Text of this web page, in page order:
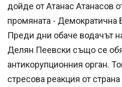
дойде от Атанас Атанасов
промяната -
Преди дни обаче водачът
Делян Пеевски също се
антикорупционния орган.
стресова реакция от